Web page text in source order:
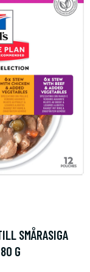
SMÅRASIGA
G